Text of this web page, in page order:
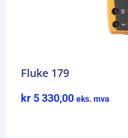
Fluke 179
kr 5 330,00 eks. mva